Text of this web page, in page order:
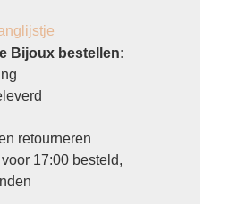
Bijoux bestellen:
retourneren
17:00 besteld,